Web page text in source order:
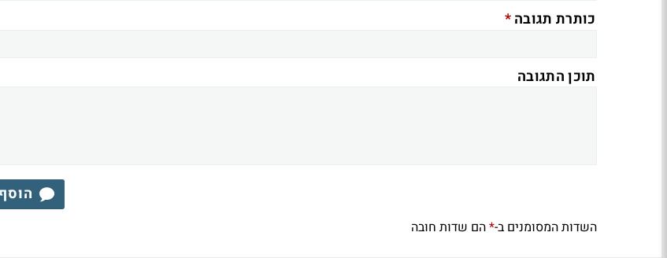
כותרת תגובה*
תוכן התגובה
השדות המסומנים ב-*הם שדות חובה